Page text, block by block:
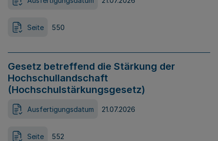
Seite 550
Gesetz betreffend die Stärkung der
Hochschullandschaft
(Hochschulstärkungsgesetz)
Ausfertigungsdatum 21.07.2026
Seite 552